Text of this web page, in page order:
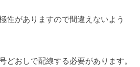
性がありますので間違えないよう
どおしで配線する必要があります。